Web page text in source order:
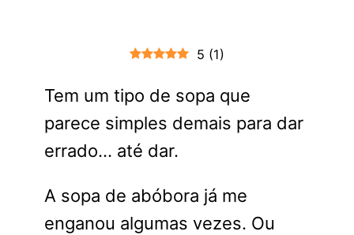
5 (1)
Tem um tipo de sopa que
parece simples demais para dar
errado… até dar.
A sopa de abóbora já me
enganou algumas vezes. Ou